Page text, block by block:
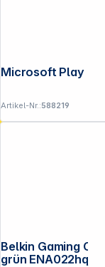
Artikel-Nr.:588219
Belkin Gaming Crossbody
grün ENA022hqOL